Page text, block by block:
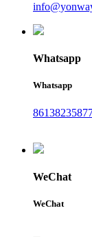
Whatsapp
Whatsapp
WeChat
WeChat